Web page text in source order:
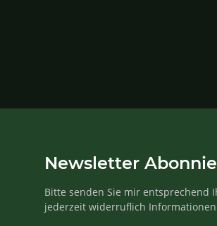
Newsletter
Bitte senden Sie mir entsprechend
jederzeit widerruflich